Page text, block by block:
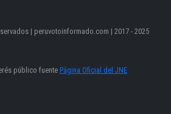
| peruvotoinformado.com | 2017 - 2025
público fuente Página Oficial del JNE